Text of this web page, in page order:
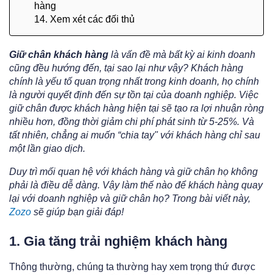
hàng
14. Xem xét các đối thủ
Giữ chân khách hàng là vấn đề mà bất kỳ ai kinh doanh
cũng đều hướng đến, tại sao lại như vậy? Khách hàng
chính là yếu tố quan trọng nhất trong kinh doanh, họ chính
là người quyết định đến sự tồn tại của doanh nghiệp. Việc
giữ chân được khách hàng hiện tại sẽ tạo ra lợi nhuận ròng
nhiều hơn, đồng thời giảm chi phí phát sinh từ 5-25%. Và
tất nhiên, chẳng ai muốn “chia tay" với khách hàng chỉ sau
một lần giao dịch.
Duy trì mối quan hệ với khách hàng và giữ chân họ không
phải là điều dễ dàng. Vậy làm thế nào để khách hàng quay
lại với doanh nghiệp và giữ chân họ? Trong bài viết này,
Zozo sẽ giúp bạn giải đáp!
1. Gia tăng trải nghiệm khách hàng
Thông thường, chúng ta thường hay xem trọng thứ được